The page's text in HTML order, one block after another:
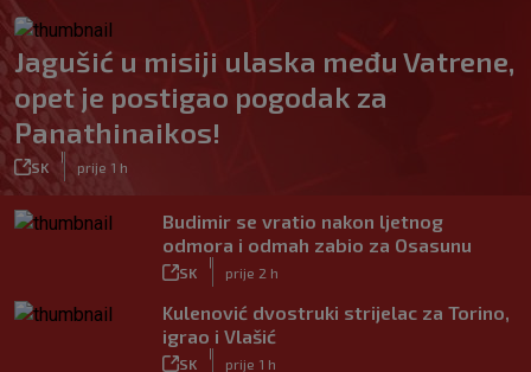
Jagušić u misiji ulaska među Vatrene,
opet je postigao pogodak za
Panathinaikos!
SK prije 1 h
Budimir se vratio nakon ljetnog
odmora i odmah zabio za Osasunu
SK prije 2 h
Kulenović dvostruki strijelac za Torino,
igrao i Vlašić
SK prije 1 h